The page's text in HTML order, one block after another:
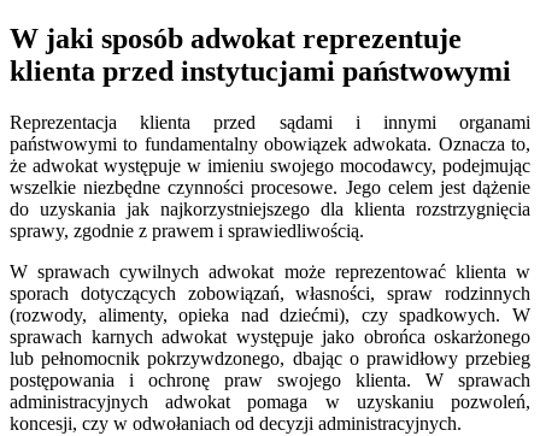
W jaki sposób adwokat reprezentuje
klienta przed instytucjami państwowymi
Reprezentacja klienta przed sądami i innymi organami
państwowymi to fundamentalny obowiązek adwokata. Oznacza to,
że adwokat występuje w imieniu swojego mocodawcy, podejmując
wszelkie niezbędne czynności procesowe. Jego celem jest dążenie
do uzyskania jak najkorzystniejszego dla klienta rozstrzygnięcia
sprawy, zgodnie z prawem i sprawiedliwością.
W sprawach cywilnych adwokat może reprezentować klienta w
sporach dotyczących zobowiązań, własności, spraw rodzinnych
(rozwody, alimenty, opieka nad dziećmi), czy spadkowych. W
sprawach karnych adwokat występuje jako obrońca oskarżonego
lub pełnomocnik pokrzywdzonego, dbając o prawidłowy przebieg
postępowania i ochronę praw swojego klienta. W sprawach
administracyjnych adwokat pomaga w uzyskaniu pozwoleń,
koncesji, czy w odwołaniach od decyzji administracyjnych.